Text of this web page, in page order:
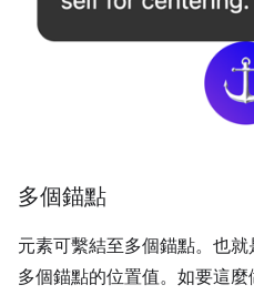
多個錨點
元素可繫結至多個錨點。也
多個錨點的位置值。如要這麼